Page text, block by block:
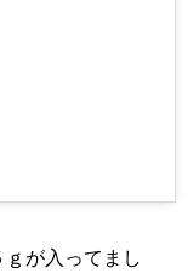
が入ってまし